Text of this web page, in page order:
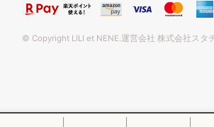
© Copyright LILI et NENE.運営会社 株式会社スタ